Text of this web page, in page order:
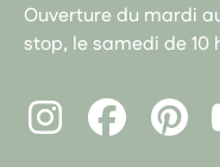
Ouverture du mardi
stop, le samedi de 10
InstagramFacebook